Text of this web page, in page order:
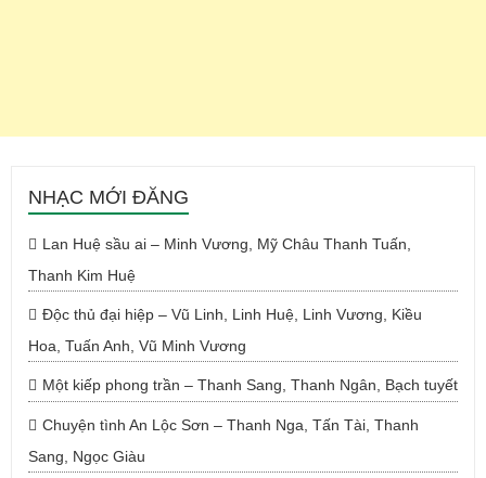
NHẠC MỚI ĐĂNG
Lan Huệ sầu ai – Minh Vương, Mỹ Châu Thanh Tuấn,
Thanh Kim Huệ
Độc thủ đại hiệp – Vũ Linh, Linh Huệ, Linh Vương, Kiều
Hoa, Tuấn Anh, Vũ Minh Vương
Một kiếp phong trần – Thanh Sang, Thanh Ngân, Bạch tuyết
Chuyện tình An Lộc Sơn – Thanh Nga, Tấn Tài, Thanh
Sang, Ngọc Giàu